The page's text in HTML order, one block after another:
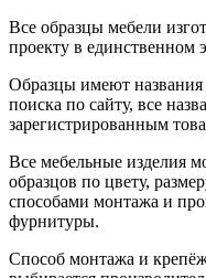
Все образцы мебели
проекту в единственном
Образцы имеют названия
поиска по сайту, все
зарегистрированным
Все мебельные изделия
образцов по цвету,
способами монтажа и
фурнитуры.
Способ монтажа и